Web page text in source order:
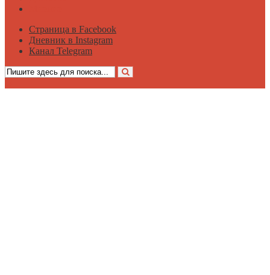
Страница в Facebook
Дневник в Instagram
Канал Telegram